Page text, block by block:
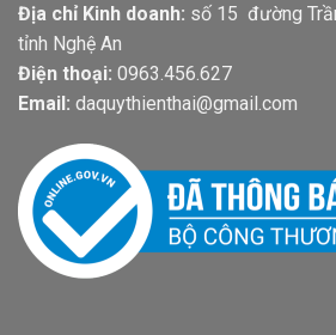
Địa chỉ Kinh doanh: số 15 đường
tỉnh Nghệ An
Điện thoại: 0963.456.627
Email: daquythienthai@gmail.com